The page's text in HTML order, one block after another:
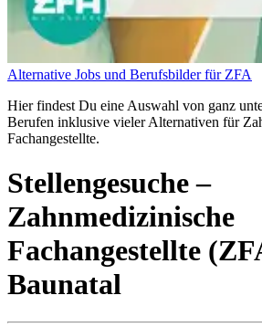
Alternative Jobs und Berufsbilder für ZFA
Hier findest Du eine Auswahl von ganz
Berufen inklusive vieler Alternativen für
Fachangestellte.
Stellengesuche–
Zahnmedizinische
Fachangestellte
Baunatal